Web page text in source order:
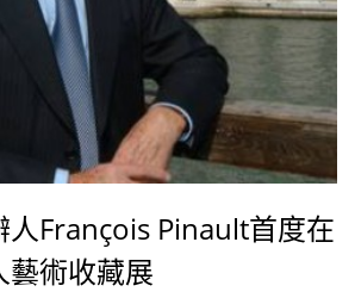
人François Pinault首度在
藝術收藏展